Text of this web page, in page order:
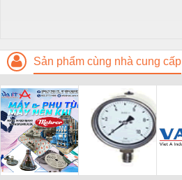
Sản phẩm cùng nhà cung cấp